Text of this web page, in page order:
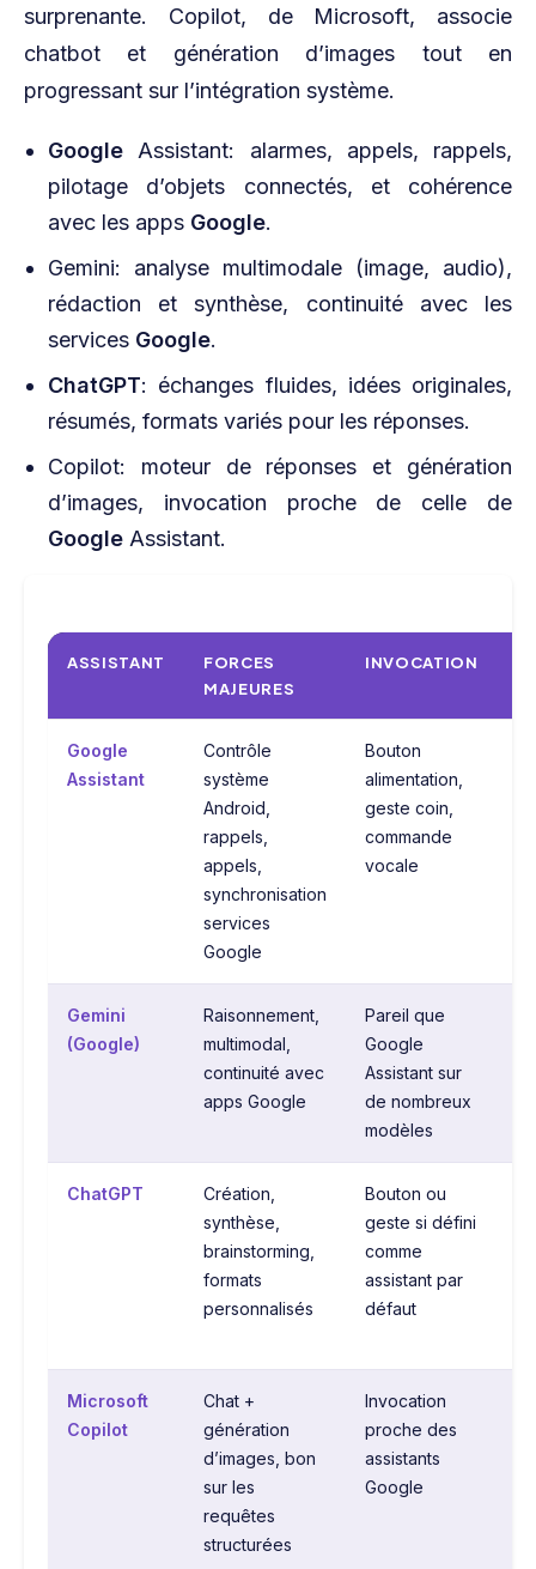
surprenante. Copilot, de Microsoft, associe
chatbot et génération d’images tout en
progressant sur l’intégration système.
Google Assistant: alarmes, appels, rappels,
pilotage d’objets connectés, et cohérence
avec les apps Google.
Gemini: analyse multimodale (image, audio),
rédaction et synthèse, continuité avec les
services Google.
ChatGPT: échanges fluides, idées originales,
résumés, formats variés pour les réponses.
Copilot: moteur de réponses et génération
d’images, invocation proche de celle de
Google Assistant.
ASSISTANT
FORCES
MAJEURES
INVOCATION
Google
Assistant
Contrôle
système
Android,
rappels,
appels,
synchronisation
services
Google
Bouton
alimentation,
geste coin,
commande
vocale
Gemini
(Google)
Raisonnement,
multimodal,
continuité avec
apps Google
Pareil que
Google
Assistant sur
de nombreux
modèles
ChatGPT
Création,
synthèse,
brainstorming,
formats
personnalisés
Bouton ou
geste si défini
comme
assistant par
défaut
Microsoft
Copilot
Chat +
génération
d’images, bon
sur les
requêtes
structurées
Invocation
proche des
assistants
Google